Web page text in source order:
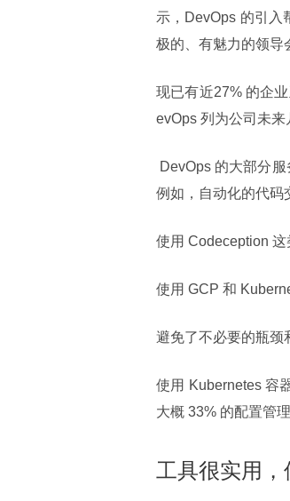
示，DevOps 的引入
极的、有魅力的领导
现已有近27% 的企
evOps 列为公司未来
例如，自动化的代码
使用 Codeception 这
使用 GCP 和
避免了不必要的瓶颈
使用 Kubernetes 容
大概 33% 的配置管
工具很实用